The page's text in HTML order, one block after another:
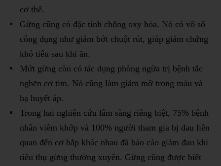
cơ thể.
Gừng cũng có đặc tính chống oxy hóa. Nó có vô số
công dụng như giảm bớt chuột rút, giúp giảm chứng
khó tiêu sau khi ăn.
Mứt gừng còn có tác dụng phòng ngừa trị bệnh tắc
nghẽn cơ tim. Nó cũng làm giảm mỡ trong máu và
hạ huyết áp.
Trong hai nghiên cứu lâm sàng riêng biệt, 75% bệnh
nhân viêm khớp và 100% người tham gia bị đau liên
quan đến cơ bắp khác nhau đã báo cáo giảm đau khi
tiêu thụ gừng thường xuyên. Gừng cũng được biết